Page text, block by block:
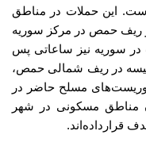
.
این حملات در مناطق
در ریف حمص در مرکز سوریه
در سوریه نیز ساعاتی پس
در ریف شمالی حمص،
مسلح حاضر در
مناطق مسکونی در شهر
قرارداده‌اند.